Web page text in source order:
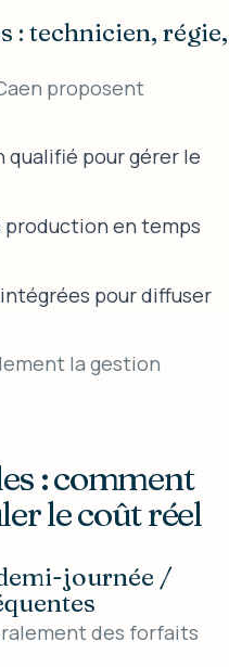
: technicien, régie,
proposent
qualifié pour gérer le
production en temps
pour diffuser
la gestion
: comment
le coût réel
journée /
des forfaits